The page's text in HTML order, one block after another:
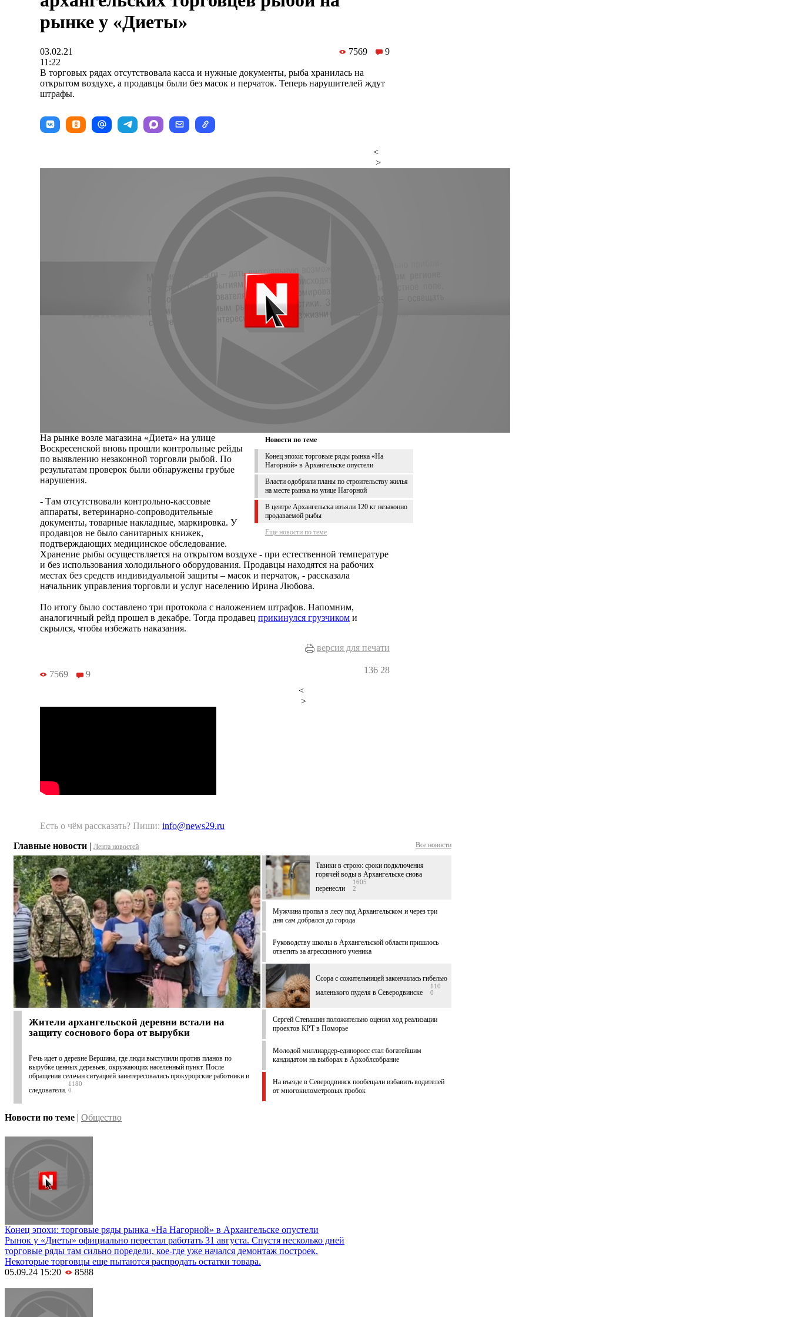
рынке у «Диеты»
03.02.21
11:22
7569 9
В торговых рядах отсутствовала касса и нужные документы, рыба хранилась на
открытом воздухе, а продавцы были без масок и перчаток. Теперь нарушителей ждут
штрафы.
<
>
Новости по теме
Конец эпохи: торговые ряды рынка «На
Нагорной» в Архангельске опустели
Власти одобрили планы по строительству жилья
на месте рынка на улице Нагорной
В центре Архангельска изъяли 120 кг незаконно
продаваемой рыбы
Еще новости по теме
На рынке возле магазина «Диета» на улице
Воскресенской вновь прошли контрольные рейды
по выявлению незаконной торговли рыбой. По
результатам проверок были обнаружены грубые
нарушения.
- Там отсутствовали контрольно-кассовые
аппараты, ветеринарно-сопроводительные
документы, товарные накладные, маркировка. У
продавцов не было санитарных книжек,
подтверждающих медицинское обследование.
Хранение рыбы осуществляется на открытом воздухе - при естественной температуре
и без использования холодильного оборудования. Продавцы находятся на рабочих
местах без средств индивидуальной защиты – масок и перчаток, - рассказала
начальник управления торговли и услуг населению Ирина Любова.
По итогу было составлено три протокола с наложением штрафов. Напомним,
аналогичный рейд прошел в декабре. Тогда продавец прикинулся грузчиком и
скрылся, чтобы избежать наказания.
версия для печати
7569 9 136 28
<
>
Есть о чём рассказать? Пиши: info@news29.ru
Главные новости | Лента новостей Все новости
Жители архангельской деревни встали на
защиту соснового бора от вырубки
Речь идет о деревне Вершина, где люди выступили против планов по
вырубке ценных деревьев, окружающих населенный пункт. После
обращения сельчан ситуацией заинтересовались прокурорские работники и
следователи.
1180
0
Тазики в строю: сроки подключения
горячей воды в Архангельске снова
перенесли
1605
2
Мужчина пропал в лесу под Архангельском и через три
дня сам добрался до города
Руководству школы в Архангельской области пришлось
ответить за агрессивного ученика
Ссора с сожительницей закончилась гибелью
маленького пуделя в Северодвинске
110
0
Сергей Степашин положительно оценил ход реализации
проектов КРТ в Поморье
Молодой миллиардер-единоросс стал богатейшим
кандидатом на выборах в Архоблсобрание
На въезде в Северодвинск пообещали избавить водителей
от многокилометровых пробок
Новости по теме | Общество
Конец эпохи: торговые ряды рынка «На Нагорной» в Архангельске опустели
Рынок у «Диеты» официально перестал работать 31 августа. Спустя несколько дней
торговые ряды там сильно поредели, кое-где уже начался демонтаж построек.
Некоторые торговцы еще пытаются распродать остатки товара.
05.09.24 15:20
8588